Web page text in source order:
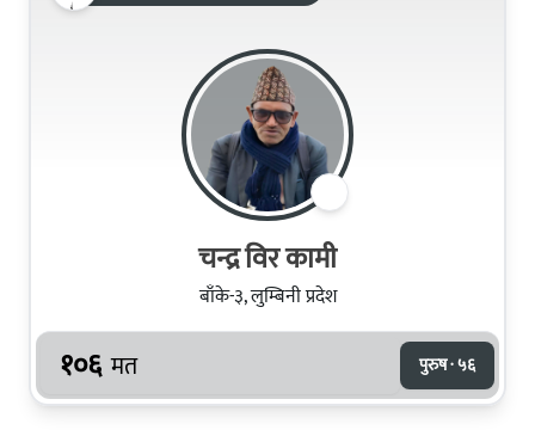
चन्द्र विर कामी
बाँके-३, लुम्बिनी प्रदेश
१०६ मत पुरुष · ५६